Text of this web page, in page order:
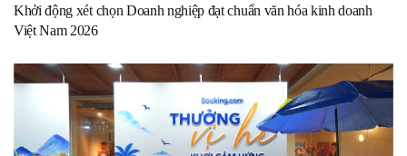
Khởi động xét chọn Doanh nghiệp đạt chuẩn văn hóa kinh doanh
Việt Nam 2026